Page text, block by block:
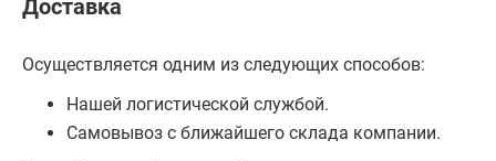
Доставка
Осуществляется одним из следующих способов:
Нашей логистической службой.
Самовывоз с ближайшего склада компании.